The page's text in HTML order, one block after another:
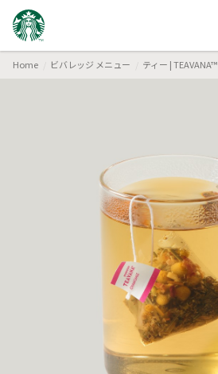
Home ビバレッジ メニュー ティー | TEAVANA™